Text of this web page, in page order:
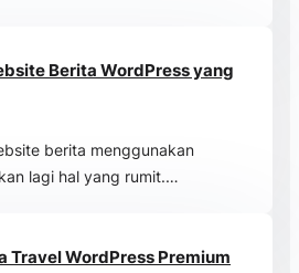
Berita WordPress yang
berita menggunakan
lagi hal yang rumit.…
Travel WordPress Premium